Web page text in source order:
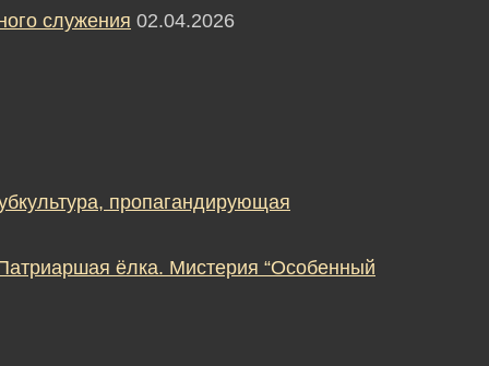
служения 02.04.2026
пропагандирующая
ёлка. Мистерия “Особенный